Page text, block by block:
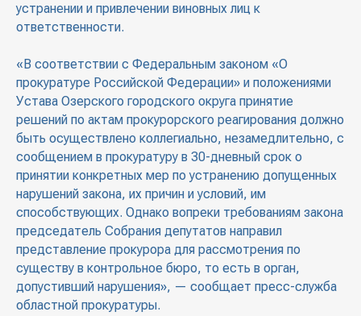
устранении и привлечении виновных лиц к
ответственности.
«В соответствии с Федеральным законом «О
прокуратуре Российской Федерации» и положениями
Устава Озерского городского округа принятие
решений по актам прокурорского реагирования должно
быть осуществлено коллегиально, незамедлительно, с
сообщением в прокуратуру в 30-дневный срок о
принятии конкретных мер по устранению допущенных
нарушений закона, их причин и условий, им
способствующих. Однако вопреки требованиям закона
председатель Собрания депутатов направил
представление прокурора для рассмотрения по
существу в контрольное бюро, то есть в орган,
допустивший нарушения», — сообщает пресс-служба
областной прокуратуры.